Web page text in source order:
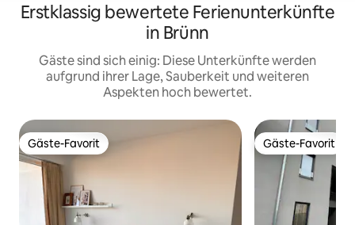
Erstklassig bewertete Ferienunterkünfte
in Brünn
Gäste sind sich einig: Diese Unterkünfte werden
aufgrund ihrer Lage, Sauberkeit und weiteren
Aspekten hoch bewertet.
Gäste-Favorit
Gäste-Favorit Gäste-Favorit
Gäste-Favorit